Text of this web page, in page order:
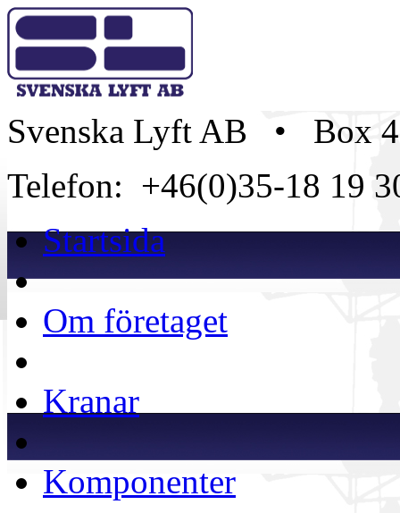
Svenska Lyft AB • Box
Telefon: +46(0)35-18 19
Startsida
Om företaget
Kranar
Komponenter